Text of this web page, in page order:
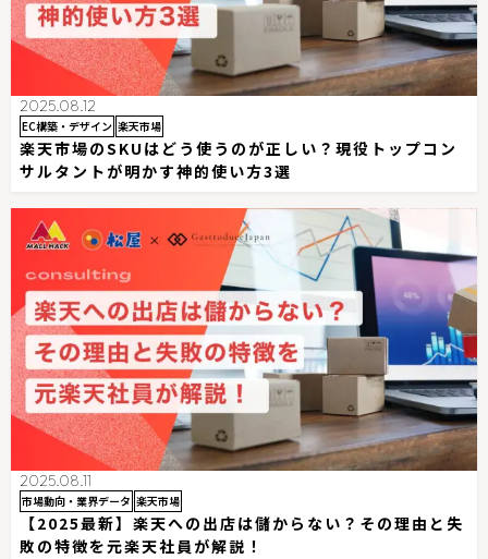
2025.08.12
EC構築・デザイン 楽天市場
楽天市場のSKUはどう使うのが正しい？現役トップコン
サルタントが明かす神的使い方3選
2025.08.11
市場動向・業界データ 楽天市場
【2025最新】楽天への出店は儲からない？その理由と失
敗の特徴を元楽天社員が解説！